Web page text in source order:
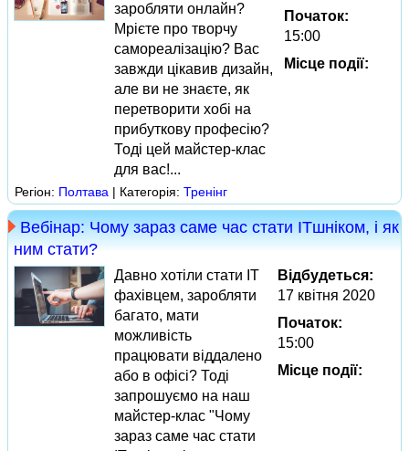
заробляти онлайн?
Мрієте про творчу
самореалізацію? Вас
завжди цікавив дизайн,
але ви не знаєте, як
перетворити хобі на
прибуткову професію?
Тоді цей майстер-клас
для вас!...
Початок:
15:00
Місце події:
Регіон: Полтава | Категорія: Тренінг
Вебінар: Чому зараз саме час стати ITшніком, і як
ним стати?
Давно хотіли стати IT
фахівцем, заробляти
багато, мати
можливість
працювати віддалено
або в офісі? Тоді
запрошуємо на наш
майстер-клас "Чому
зараз саме час стати
Відбудеться:
17 квітня 2020
Початок:
15:00
Місце події: